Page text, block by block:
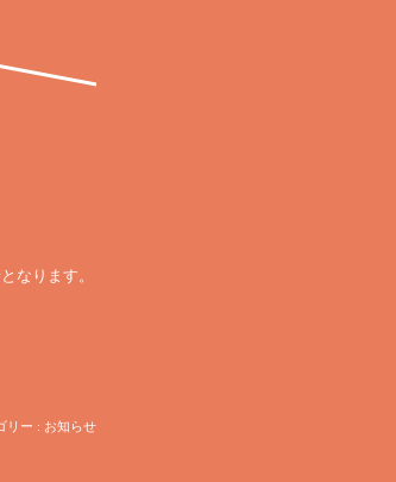
なります。
リー : お知らせ